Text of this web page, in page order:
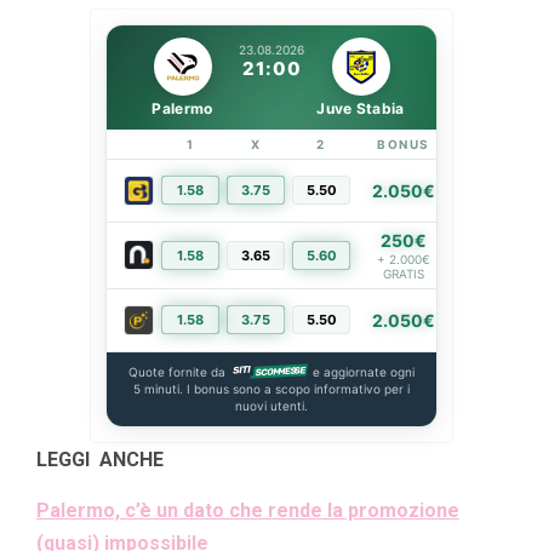
23.08.2026
21:00
Palermo Juve Stabia
1 X 2 BONUS
1.58 3.75 5.50 2.050€
1.58 3.65 5.60
250€
+ 2.000€
GRATIS
1.58 3.75 5.50 2.050€
Quote fornite da
e aggiornate ogni
5 minuti. I bonus sono a scopo informativo per i
nuovi utenti.
LEGGI ANCHE
Palermo, c’è un dato che rende la promozione
(quasi) impossibile